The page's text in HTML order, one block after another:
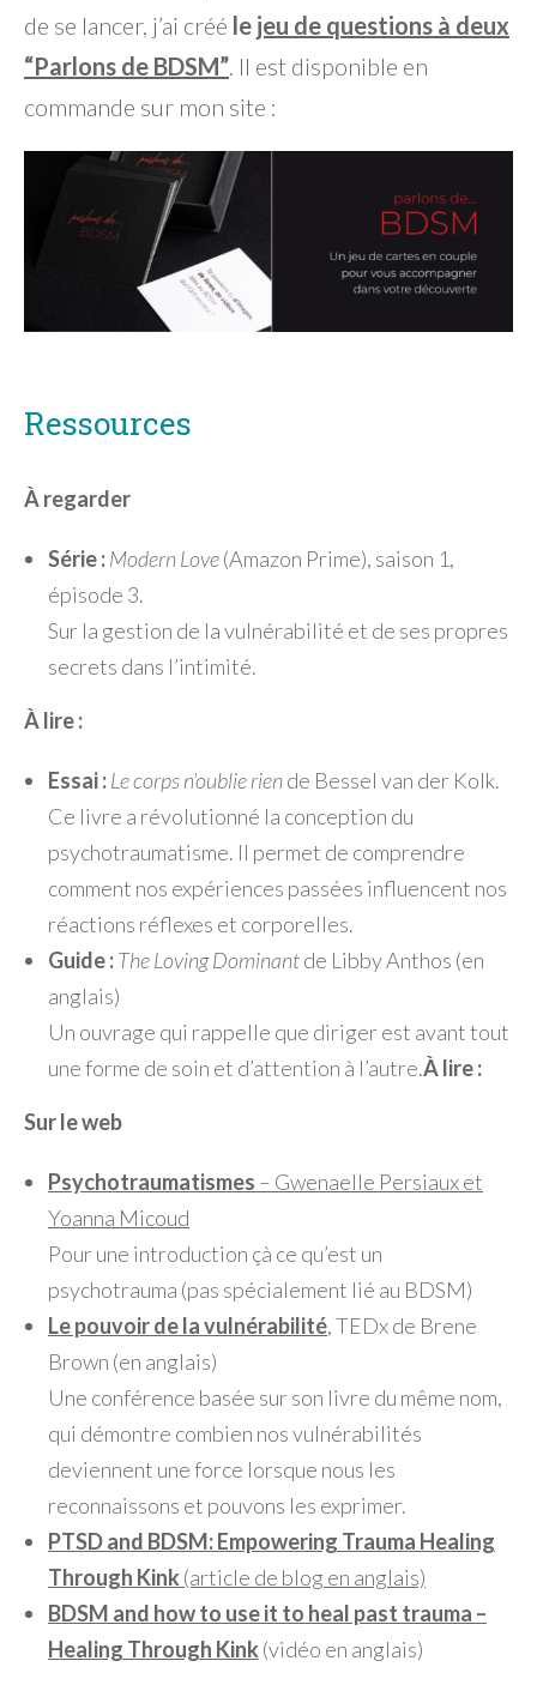
de se lancer, j’ai créé le jeu de questions à deux
“Parlons de BDSM”. Il est disponible en
commande sur mon site :
Ressources
À regarder
Série :Modern Love(Amazon Prime), saison 1,
épisode 3.
Sur la gestion de la vulnérabilité et de ses propres
secrets dans l’intimité.
À lire :
Essai :Le corps n’oublie riende Bessel van der Kolk.
Ce livre a révolutionné la conception du
psychotraumatisme. Il permet de comprendre
comment nos expériences passées influencent nos
réactions réflexes et corporelles.
Guide :The Loving Dominantde Libby Anthos (en
anglais)
Un ouvrage qui rappelle que diriger est avant tout
une forme de soin et d’attention à l’autre.À lire :
Sur le web
Psychotraumatismes – Gwenaelle Persiaux et
Yoanna Micoud
Pour une introduction çà ce qu’est un
psychotrauma (pas spécialement lié au BDSM)
Le pouvoir de la vulnérabilité, TEDx de Brene
Brown (en anglais)
Une conférence basée sur son livre du même nom,
qui démontre combien nos vulnérabilités
deviennent une force lorsque nous les
reconnaissons et pouvons les exprimer.
PTSD and BDSM: Empowering Trauma Healing
Through Kink (article de blog en anglais)
BDSM and how to use it to heal past trauma –
Healing Through Kink (vidéo en anglais)